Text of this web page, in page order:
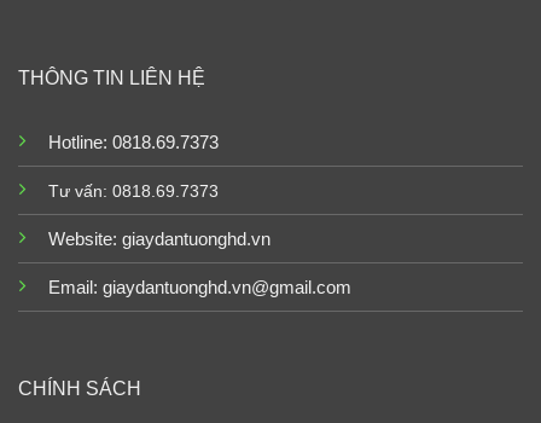
THÔNG TIN LIÊN HỆ
Hotline: 0818.69.7373
Tư vấn: 0818.69.7373
Website: giaydantuonghd.vn
Email: giaydantuonghd.vn@gmail.com
CHÍNH SÁCH